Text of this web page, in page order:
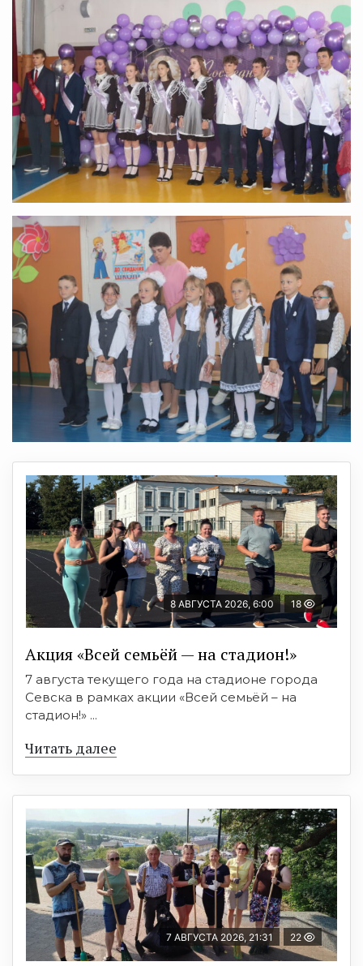
8 АВГУСТА 2026, 6:00 18
Акция «Всей семьёй — на стадион!»
7 августа текущего года на стадионе города
Севска в рамках акции «Всей семьёй – на
стадион!» ...
Читать далее
7 АВГУСТА 2026, 21:31 22